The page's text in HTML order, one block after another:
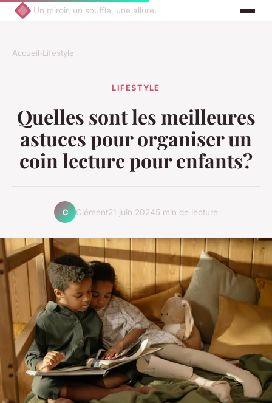
Un miroir, un souffle, une allure.
Accueil›Lifestyle
LIFESTYLE
Quelles sont les meilleures
astuces pour organiser un
coin lecture pour enfants?
C Clément21 juin 20245 min de lecture